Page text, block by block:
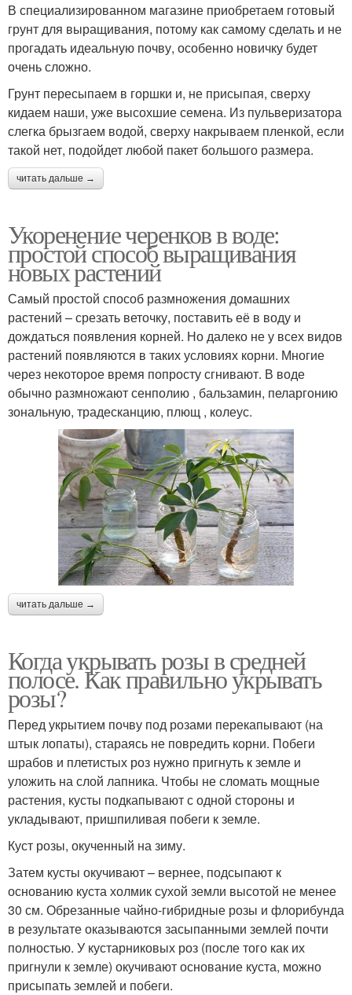
В специализированном магазине приобретаем готовый
грунт для выращивания, потому как самому сделать и не
прогадать идеальную почву, особенно новичку будет
очень сложно.
Грунт пересыпаем в горшки и, не присыпая, сверху
кидаем наши, уже высохшие семена. Из пульверизатора
слегка брызгаем водой, сверху накрываем пленкой, если
такой нет, подойдет любой пакет большого размера.
читать дальше →
Укоренение черенков в воде:
простой способ выращивания
новых растений
Самый простой способ размножения домашних
растений – срезать веточку, поставить её в воду и
дождаться появления корней. Но далеко не у всех видов
растений появляются в таких условиях корни. Многие
через некоторое время попросту сгнивают. В воде
обычно размножают сенполию , бальзамин, пеларгонию
зональную, традесканцию, плющ , колеус.
читать дальше →
Когда укрывать розы в средней
полосе. Как правильно укрывать
розы?
Перед укрытием почву под розами перекапывают (на
штык лопаты), стараясь не повредить корни. Побеги
шрабов и плетистых роз нужно пригнуть к земле и
уложить на слой лапника. Чтобы не сломать мощные
растения, кусты подкапывают с одной стороны и
укладывают, пришпиливая побеги к земле.
Куст розы, окученный на зиму.
Затем кусты окучивают – вернее, подсыпают к
основанию куста холмик сухой земли высотой не менее
30 см. Обрезанные чайно-гибридные розы и флорибунда
в результате оказываются засыпанными землей почти
полностью. У кустарниковых роз (после того как их
пригнули к земле) окучивают основание куста, можно
присыпать землей и побеги.